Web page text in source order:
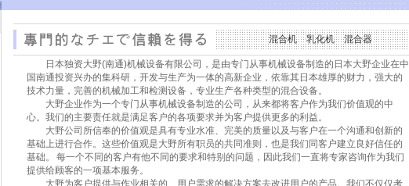
混合机 乳化机 混合器
日本独资大野(南通)机械设备有限公司，是由专门从事机械设备制造的日本大野企业在中
国南通投资兴办的集科研，开发与生产为一体的高新企业，依靠其日本雄厚的财力，强大的
技术力量，完善的机械加工和检测设备，专业生产各种类型的混合设备。
大野企业作为一个专门从事机械设备制造的公司，从来都将客户作为我们价值观的中
心。我们的主要责任就是满足客户的各项要求并为客户提供更多的利益。
大野公司所信奉的价值观是具有专业水准、完美的质量以及与客户在一个沟通和创新的
基础上进行合作。这些价值观是大野所有职员的共同准则，也是我们同客户建立良好信任的
基础。 每一个不同的客户有他不同的要求和特别的问题，因此我们一直将专家咨询作为我们
提供给顾客的一项基本服务。
大野为客户提供与作业相关的、用户需求的解决方案去改进用户的产品。我们不仅仅考